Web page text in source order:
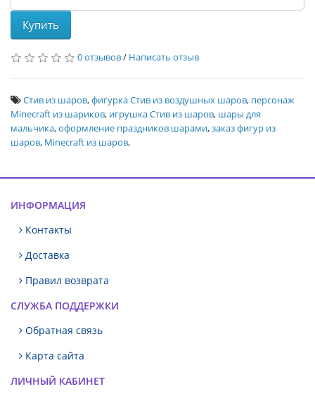
Купить
0 отзывов/ Написать отзыв
Стив из шаров,фигурка Стив из воздушных шаров, персонаж
Minecraft из шариков, игрушка Стив из шаров, шары для
мальчика,оформление праздников шарами,заказ фигур из
шаров, Minecraft из шаров,
ИНФОРМАЦИЯ
Контакты
Доставка
Правил возврата
СЛУЖБА ПОДДЕРЖКИ
Обратная связь
Карта сайта
ЛИЧНЫЙ КАБИНЕТ